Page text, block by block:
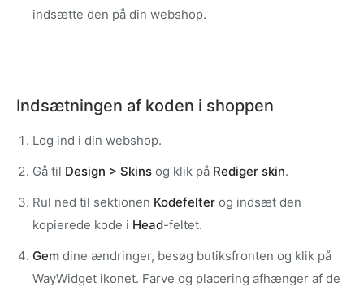
indsætte den på din webshop.
Indsætningen af koden i shoppen
Log ind i din webshop.
Gå til Design > Skins og klik på Rediger skin.
Rul ned til sektionen Kodefelter og indsæt den
kopierede kode i Head-feltet.
Gem dine ændringer, besøg butiksfronten og klik på
WayWidget ikonet. Farve og placering afhænger af de